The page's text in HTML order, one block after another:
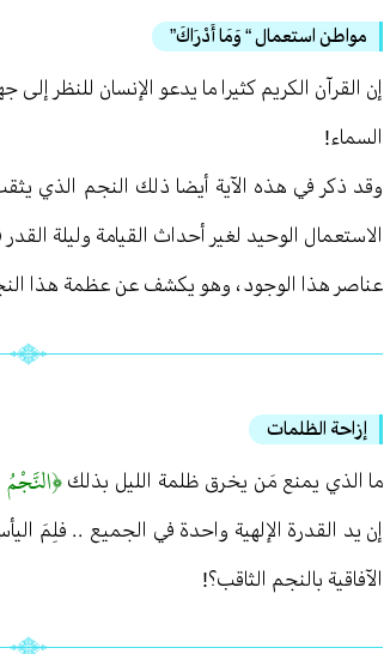
مواطن استعمال “ وَمَا أَدْرَاكَ”
إن القرآن الكريم كثيرا ما يدعو الإنسان للنظر
السماء!
وقد ذكر في هذه الآية أيضا ذلك النجم الذي
الاستعمال الوحيد لغير أحداث القيامة وليلة
عناصر هذا الوجود ، وهو يكشف عن عظمة هذا
إزاحة الظلمات
ما الذي يمنع مَن يخرق ظلمة الليل بذلك
إن يد القدرة الإلهية واحدة في الجميع . . فلِمَ
الآفاقية بالنجم الثاقب؟!